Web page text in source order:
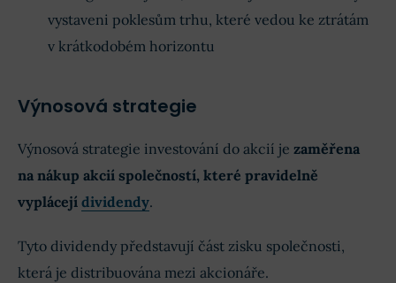
vystaveni poklesům trhu, které vedou ke ztrátám
v krátkodobém horizontu
Výnosová strategie
Výnosová strategie investování do akcií je zaměřena
na nákup akcií společností, které pravidelně
vyplácejí dividendy.
Tyto dividendy představují část zisku společnosti,
která je distribuována mezi akcionáře.